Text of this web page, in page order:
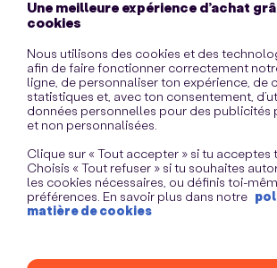
Une meilleure expérience d’achat
cookies
Nous utilisons des cookies et des
afin de faire fonctionner correctement
ligne, de personnaliser ton expérience, de
statistiques et, avec ton consentement,
données personnelles pour des publicités
et non personnalisées.
Clique sur « Tout accepter » si tu acceptes
Choisis « Tout refuser » si tu souhaites
les cookies nécessaires, ou définis toi-
préférences. En savoir plus dans notre
matière de cookies